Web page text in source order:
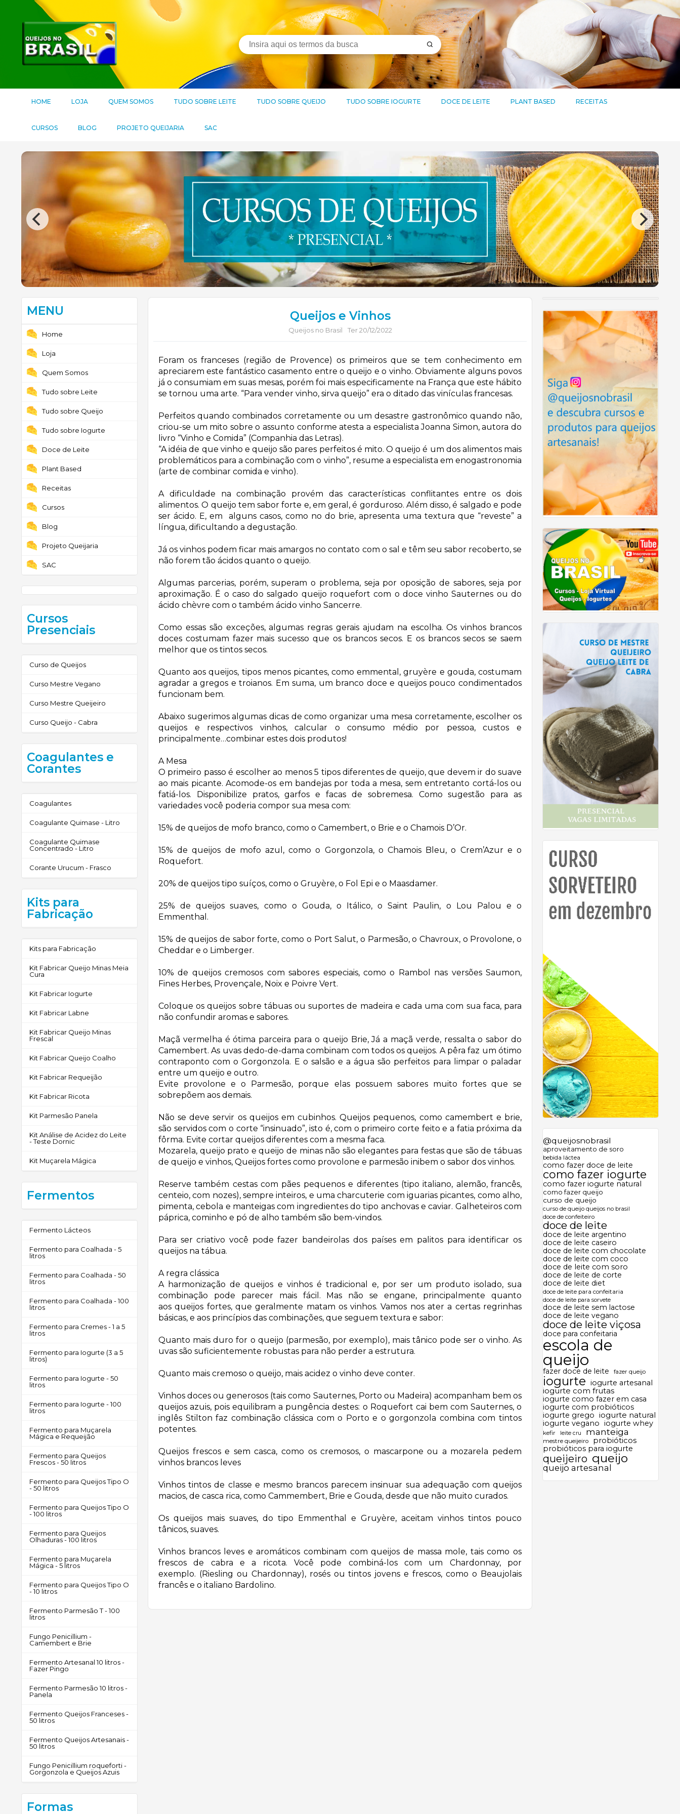
HOME LOJA QUEM SOMOS TUDO SOBRE LEITE TUDO SOBRE QUEIJO TUDO SOBRE IOGURTE DOCE DE LEITE PLANT BASED RECEITAS
CURSOS BLOG PROJETO QUEIJARIA SAC
MENU
Home
Loja
Quem Somos
Tudo sobre Leite
Tudo sobre Queijo
Tudo sobre Iogurte
Doce de Leite
Plant Based
Receitas
Cursos
Blog
Projeto Queijaria
SAC
Cursos
Presenciais
Curso de Queijos
Curso Mestre Vegano
Curso Mestre Queijeiro
Curso Queijo - Cabra
Coagulantes e
Corantes
Coagulantes
Coagulante Quimase - Litro
Coagulante Quimase
Concentrado - Litro
Corante Urucum - Frasco
Kits para
Fabricação
Kits para Fabricação
Kit Fabricar Queijo Minas Meia
Cura
Kit Fabricar Iogurte
Kit Fabricar Labne
Kit Fabricar Queijo Minas
Frescal
Kit Fabricar Queijo Coalho
Kit Fabricar Requeijão
Kit Fabricar Ricota
Kit Parmesão Panela
Kit Análise de Acidez do Leite
- Teste Dornic
Kit Muçarela Mágica
Fermentos
Fermento Lácteos
Fermento para Coalhada - 5
litros
Fermento para Coalhada - 50
litros
Fermento para Coalhada - 100
litros
Fermento para Cremes - 1 a 5
litros
Fermento para Iogurte (3 a 5
litros)
Fermento para Iogurte - 50
litros
Fermento para Iogurte - 100
litros
Fermento para Muçarela
Mágica e Requeijão
Fermento para Queijos
Frescos - 50 litros
Fermento para Queijos Tipo O
- 50 litros
Fermento para Queijos Tipo O
- 100 litros
Fermento para Queijos
Olhaduras - 100 litros
Fermento para Muçarela
Mágica - 5 litros
Fermento para Queijos Tipo O
- 10 litros
Fermento Parmesão T - 100
litros
Fungo Penicillium -
Camembert e Brie
Fermento Artesanal 10 litros -
Fazer Pingo
Fermento Parmesão 10 litros -
Panela
Fermento Queijos Franceses -
50 litros
Fermento Queijos Artesanais -
50 litros
Fungo Penicillium roqueforti -
Gorgonzola e Queijos Azuis
Formas
Queijos e Vinhos
Queijos no Brasil Ter 20/12/2022
Foram os franceses (região de Provence) os primeiros que se tem conhecimento em
apreciarem este fantástico casamento entre o queijo e o vinho. Obviamente alguns povos
já o consumiam em suas mesas, porém foi mais especificamente na França que este hábito
se tornou uma arte. “Para vender vinho, sirva queijo” era o ditado das vinículas francesas.
Perfeitos quando combinados corretamente ou um desastre gastronômico quando não,
criou-se um mito sobre o assunto conforme atesta a especialista Joanna Simon, autora do
livro “Vinho e Comida” (Companhia das Letras).
“A idéia de que vinho e queijo são pares perfeitos é mito. O queijo é um dos alimentos mais
problemáticos para a combinação com o vinho”, resume a especialista em enogastronomia
(arte de combinar comida e vinho).
A dificuldade na combinação provém das características conflitantes entre os dois
alimentos. O queijo tem sabor forte e, em geral, é gorduroso. Além disso, é salgado e pode
ser ácido. E, em alguns casos, como no do brie, apresenta uma textura que “reveste” a
língua, dificultando a degustação.
Já os vinhos podem ficar mais amargos no contato com o sal e têm seu sabor recoberto, se
não forem tão ácidos quanto o queijo.
Algumas parcerias, porém, superam o problema, seja por oposição de sabores, seja por
aproximação. É o caso do salgado queijo roquefort com o doce vinho Sauternes ou do
ácido chèvre com o também ácido vinho Sancerre.
Como essas são exceções, algumas regras gerais ajudam na escolha. Os vinhos brancos
doces costumam fazer mais sucesso que os brancos secos. E os brancos secos se saem
melhor que os tintos secos.
Quanto aos queijos, tipos menos picantes, como emmental, gruyère e gouda, costumam
agradar a gregos e troianos. Em suma, um branco doce e queijos pouco condimentados
funcionam bem.
Abaixo sugerimos algumas dicas de como organizar uma mesa corretamente, escolher os
queijos e respectivos vinhos, calcular o consumo médio por pessoa, custos e
principalmente…combinar estes dois produtos!
A Mesa
O primeiro passo é escolher ao menos 5 tipos diferentes de queijo, que devem ir do suave
ao mais picante. Acomode-os em bandejas por toda a mesa, sem entretanto cortá-los ou
fatiá-los. Disponibilize pratos, garfos e facas de sobremesa. Como sugestão para as
variedades você poderia compor sua mesa com:
15% de queijos de mofo branco, como o Camembert, o Brie e o Chamois D’Or.
15% de queijos de mofo azul, como o Gorgonzola, o Chamois Bleu, o Crem’Azur e o
Roquefort.
20% de queijos tipo suíços, como o Gruyère, o Fol Epi e o Maasdamer.
25% de queijos suaves, como o Gouda, o Itálico, o Saint Paulin, o Lou Palou e o
Emmenthal.
15% de queijos de sabor forte, como o Port Salut, o Parmesão, o Chavroux, o Provolone, o
Cheddar e o Limberger.
10% de queijos cremosos com sabores especiais, como o Rambol nas versões Saumon,
Fines Herbes, Provençale, Noix e Poivre Vert.
Coloque os queijos sobre tábuas ou suportes de madeira e cada uma com sua faca, para
não confundir aromas e sabores.
Maçã vermelha é ótima parceira para o queijo Brie, Já a maçã verde, ressalta o sabor do
Camembert. As uvas dedo-de-dama combinam com todos os queijos. A pêra faz um ótimo
contraponto com o Gorgonzola. E o salsão e a água são perfeitos para limpar o paladar
entre um queijo e outro.
Evite provolone e o Parmesão, porque elas possuem sabores muito fortes que se
sobrepõem aos demais.
Não se deve servir os queijos em cubinhos. Queijos pequenos, como camembert e brie,
são servidos com o corte “insinuado”, isto é, com o primeiro corte feito e a fatia próxima da
fôrma. Evite cortar queijos diferentes com a mesma faca.
Mozarela, queijo prato e queijo de minas não são elegantes para festas que são de tábuas
de queijo e vinhos, Queijos fortes como provolone e parmesão inibem o sabor dos vinhos.
Reserve também cestas com pães pequenos e diferentes (tipo italiano, alemão, francês,
centeio, com nozes), sempre inteiros, e uma charcuterie com iguarias picantes, como alho,
pimenta, cebola e manteigas com ingredientes do tipo anchovas e caviar. Galheteiros com
páprica, cominho e pó de alho também são bem-vindos.
Para ser criativo você pode fazer bandeirolas dos países em palitos para identificar os
queijos na tábua.
A regra clássica
A harmonização de queijos e vinhos é tradicional e, por ser um produto isolado, sua
combinação pode parecer mais fácil. Mas não se engane, principalmente quanto
aos queijos fortes, que geralmente matam os vinhos. Vamos nos ater a certas regrinhas
básicas, e aos princípios das combinações, que seguem textura e sabor:
Quanto mais duro for o queijo (parmesão, por exemplo), mais tânico pode ser o vinho. As
uvas são suficientemente robustas para não perder a estrutura.
Quanto mais cremoso o queijo, mais acidez o vinho deve conter.
Vinhos doces ou generosos (tais como Sauternes, Porto ou Madeira) acompanham bem os
queijos azuis, pois equilibram a pungência destes: o Roquefort cai bem com Sauternes, o
inglês Stilton faz combinação clássica com o Porto e o gorgonzola combina com tintos
potentes.
Queijos frescos e sem casca, como os cremosos, o mascarpone ou a mozarela pedem
vinhos brancos leves
Vinhos tintos de classe e mesmo brancos parecem insinuar sua adequação com queijos
macios, de casca rica, como Cammembert, Brie e Gouda, desde que não muito curados.
Os queijos mais suaves, do tipo Emmenthal e Gruyère, aceitam vinhos tintos pouco
tânicos, suaves.
Vinhos brancos leves e aromáticos combinam com queijos de massa mole, tais como os
frescos de cabra e a ricota. Você pode combiná-los com um Chardonnay, por
exemplo. (Riesling ou Chardonnay), rosés ou tintos jovens e frescos, como o Beaujolais
francês e o italiano Bardolino.
@queijosnobrasil
aproveitamento de soro
bebida láctea
como fazer doce de leite
como fazer iogurte
como fazer iogurte natural
como fazer queijo
curso de queijo
curso de queijo queijos no brasil
doce de confeiteiro
doce de leite
doce de leite argentino
doce de leite caseiro
doce de leite com chocolate
doce de leite com coco
doce de leite com soro
doce de leite de corte
doce de leite diet
doce de leite para confeitaria
doce de leite para sorvete
doce de leite sem lactose
doce de leite vegano
doce de leite viçosa
doce para confeitaria
escola de
queijo
fazer doce de leite fazer queijo
iogurte iogurte artesanal
iogurte com frutas
iogurte como fazer em casa
iogurte com probióticos
iogurte grego iogurte natural
iogurte vegano iogurte whey
kefir leite cru manteiga
mestre queijeiro
probióticos
probióticos para iogurte
queijeiro queijo
queijo artesanal